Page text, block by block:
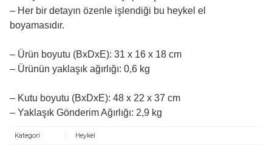
– Her bir detayın özenle işlendiği bu heykel el
boyamasıdır.
– Ürün boyutu (BxDxE): 31 x 16 x 18 cm
– Ürünün yaklaşık ağırlığı: 0,6 kg
– Kutu boyutu (BxDxE): 48 x 22 x 37 cm
– Yaklaşık Gönderim Ağırlığı: 2,9 kg
Kategori : Heykel